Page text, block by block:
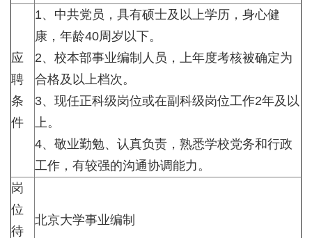
应
聘
条
件
1、中共党员，具有硕士及以上学历，身心健
康，年龄40周岁以下。
2、校本部事业编制人员，上年度考核被确定为
合格及以上档次。
3、现任正科级岗位或在副科级岗位工作2年及以
上。
4、敬业勤勉、认真负责，熟悉学校党务和行政
工作，有较强的沟通协调能力。
岗
位
待
北京大学事业编制